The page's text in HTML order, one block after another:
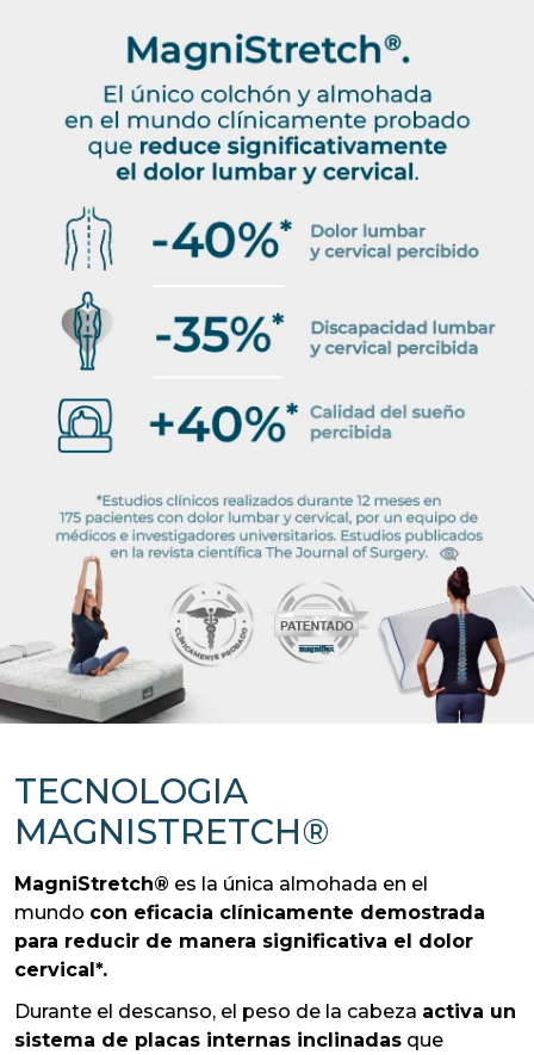
TECNOLOGIA
MAGNISTRETCH®
MagniStretch® es la única almohada en el
mundo con eficacia clínicamente demostrada
para reducir de manera significativa el dolor
cervical*.
Durante el descanso, el peso de la cabeza activa un
sistema de placas internas inclinadas que